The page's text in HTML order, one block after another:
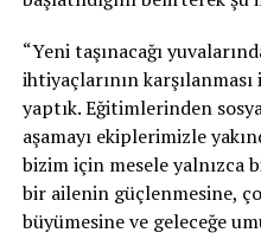
“Yeni taşınacağı
ihtiyaçlarının
yaptık. Eğitimlerinden
aşamayı ekiplerimizle
bizim için mesele yalnızca
bir ailenin güçlenmesine,
büyümesine ve geleceğe